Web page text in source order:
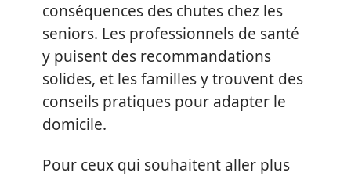
conséquences des chutes chez les
seniors. Les professionnels de santé
y puisent des recommandations
solides, et les familles y trouvent des
conseils pratiques pour adapter le
domicile.
Pour ceux qui souhaitent aller plus